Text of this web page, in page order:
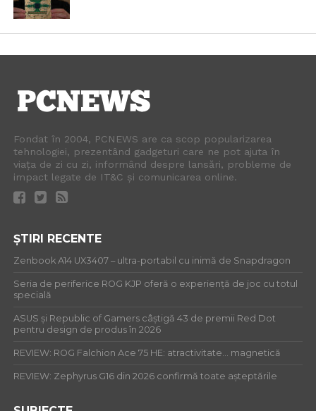
Fondat în 2004, PCNEWS are ca scop popularizarea
tehnologiei, prezentând gadgeturi care ne pot ajuta în
viața de zi cu zi, informând despre lansări, probleme de
impact legate de IT&C și comunicarea online.
ȘTIRI RECENTE
Zenbook A14 UX3407 – ultra-portabil cu inimă de Snapdragon
Seria de periferice ROG KJP oferă o experiență de joc cu totul
specială
ASUS și Republic of Gamers câștigă 43 de premii Red Dot
pentru design de produs în 2026
REVIEW: ROG Falchion Ace 75 HE: atractivitate… magnetică
REVIEW: Zephyrus G16 din 2026 confirmă toate așteptările